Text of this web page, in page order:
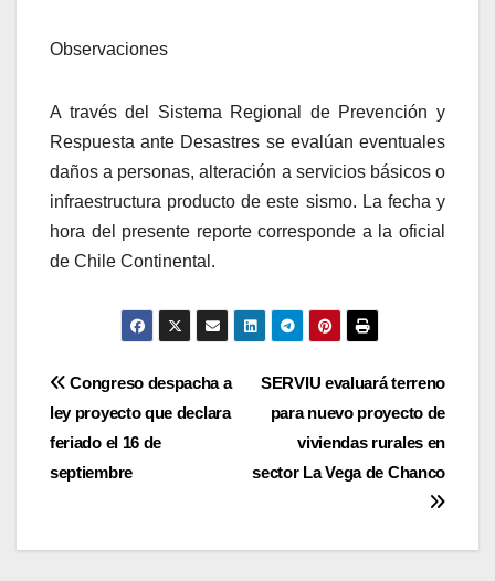
Observaciones
A través del Sistema Regional de Prevención y
Respuesta ante Desastres se evalúan eventuales
daños a personas, alteración a servicios básicos o
infraestructura producto de este sismo. La fecha y
hora del presente reporte corresponde a la oficial
de Chile Continental.
Navegación
de
entradas
SERVIU evaluará terreno
para nuevo proyecto de
viviendas rurales en
sector La Vega de Chanco
Congreso despacha a
ley proyecto que declara
feriado el 16 de
septiembre